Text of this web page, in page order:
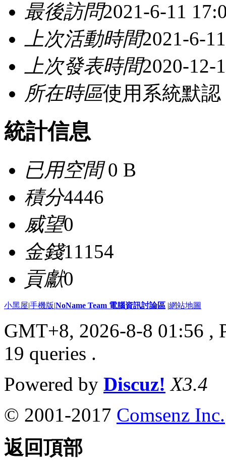
最後訪問2021-6-11
上次活動時間2021-6-
上次發表時間2020-12-
所在時區使用系統默認
統計信息
已用空間0 B
積分4446
威望0
金錢11154
貢獻0
小黑屋|手機版|NoName Team 電腦資訊討論區 |網站地圖
GMT+8, 2026-8-8 01:56 ,
19 queries .
Powered by Discuz! X3.4
© 2001-2017 Comsenz Inc.
返回頂部